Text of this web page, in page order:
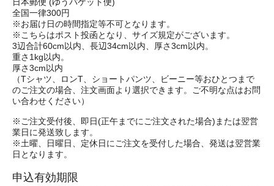
日本郵便 (ゆうパケット便)
全国一律300円
※お届け日の時間指定等不可となります。
※こちらはポスト投函となり、サイズ規定がございます。
3辺合計60cm以内、長辺34cm以内、厚さ3cm以内。
重さ1kg以内。
厚さ3cm以内
（Tシャツ、ロンT、ショートパンツ、ビーニー等おひとつまで
のご注文の場合、注文画面より選択できます。ご不明な点はお問
い合わせください）
※ご注文受付後、即日(正午までにご注文された場合)または翌営
業日に発送致します。
※土曜、日曜日、定休日にご注文を受付した場合、発送は翌営業
日となります。
申込有効期限